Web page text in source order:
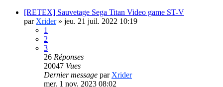
[RETEX] Sauvetage Sega Titan Video game ST-V
par Xrider» jeu. 21 juil. 2022 10:19
1
2
3
26 Réponses
20047 Vues
Dernier message par Xrider
mer. 1 nov. 2023 08:02